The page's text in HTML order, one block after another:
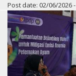
Post date: 02/06/2026